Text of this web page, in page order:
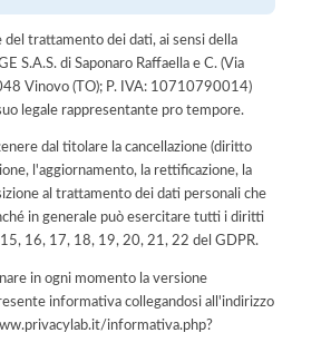
del trattamento dei dati, ai sensi della
S.A.S. di Saponaro Raffaella e C. (Via
Vinovo (TO); P. IVA: 10710790014)
legale rappresentante pro tempore.
dal titolare la cancellazione (diritto
l'aggiornamento, la rettificazione, la
al trattamento dei dati personali che
in generale può esercitare tutti i diritti
16, 17, 18, 19, 20, 21, 22 del GDPR.
in ogni momento la versione
informativa collegandosi all'indirizzo
informativa.php?